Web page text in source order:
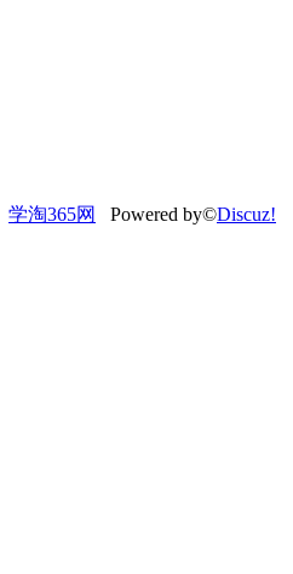
学淘365网 Powered by©Discuz!